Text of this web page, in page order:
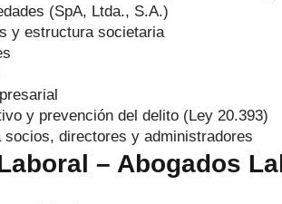
(SpA, Ltda., S.A.)
y estructura societaria
y prevención del delito (Ley 20.393)
socios, directores y administradores
– Abogados